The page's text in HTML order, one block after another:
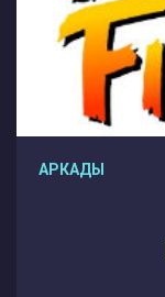
АРКАДЫ